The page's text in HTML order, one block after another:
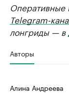
Оперативные
Telegram-
лонгриды — в
Авторы
Алина Андреева